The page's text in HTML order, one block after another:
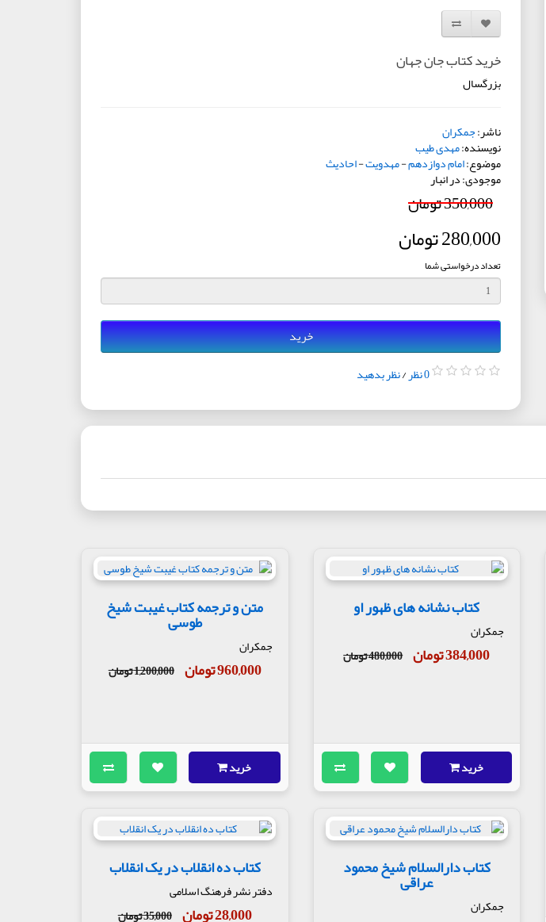
افزودن به لیست دلخواه
مقایسه این محصول
خرید کتاب جان جهان
بزرگسال
ناشر:جمکران
نویسنده:مهدی طیب
موضوع:امام دوازدهم-مهدویت-احادیث
موجودی: در انبار
350,000 تومان
280,000 تومان
تعداد درخواستی شما
خرید
0 نظر /نظر بدهید
کتاب نشانه های ظهور او
جمکران
384,000 تومان 480,000 تومان
خرید
متن و ترجمه کتاب غیبت شیخ
طوسی
جمکران
960,000 تومان 1,200,000 تومان
خرید
کتاب دارالسلام شیخ محمود
عراقی
جمکران
کتاب ده انقلاب در یک انقلاب
دفتر نشر فرهنگ اسلامی
28,000 تومان 35,000 تومان